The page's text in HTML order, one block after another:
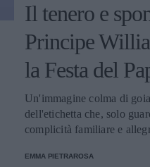
Il tenero e
Principe
la Festa del
Un'immagine colma di
dell'etichetta che, solo
complicità familiare e
dell’atmosfera spesso
EMMA PIETRAROSA